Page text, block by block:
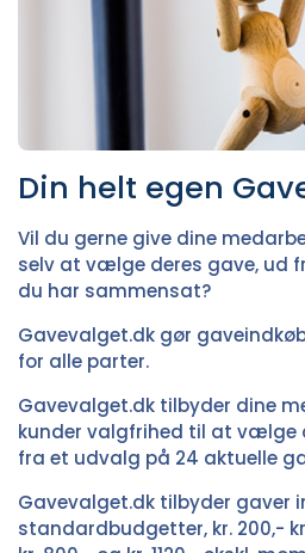
Din helt egen
Vil du gerne give dine
selv at vælge deres gave, ud
du har sammensat?
Gavevalget.dk gør
for alle parter.
Gavevalget.dk tilbyder dine
kunder valgfrihed til at vælge
fra et udvalg på 24 aktuelle
Gavevalget.dk tilbyder gaver
standardbudgetter, kr. 200,-